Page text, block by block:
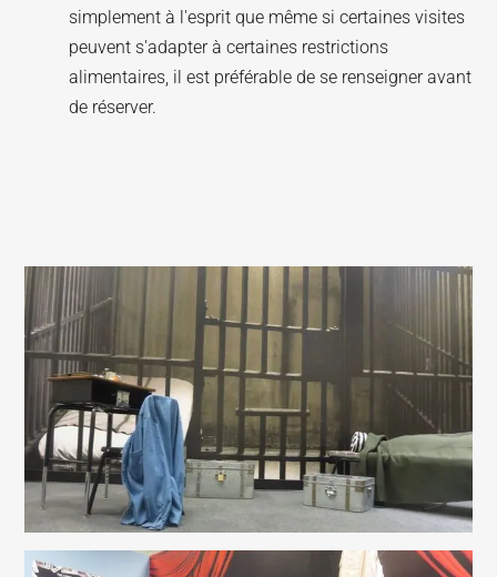
simplement à l'esprit que même si certaines visites
peuvent s'adapter à certaines restrictions
alimentaires, il est préférable de se renseigner avant
de réserver.